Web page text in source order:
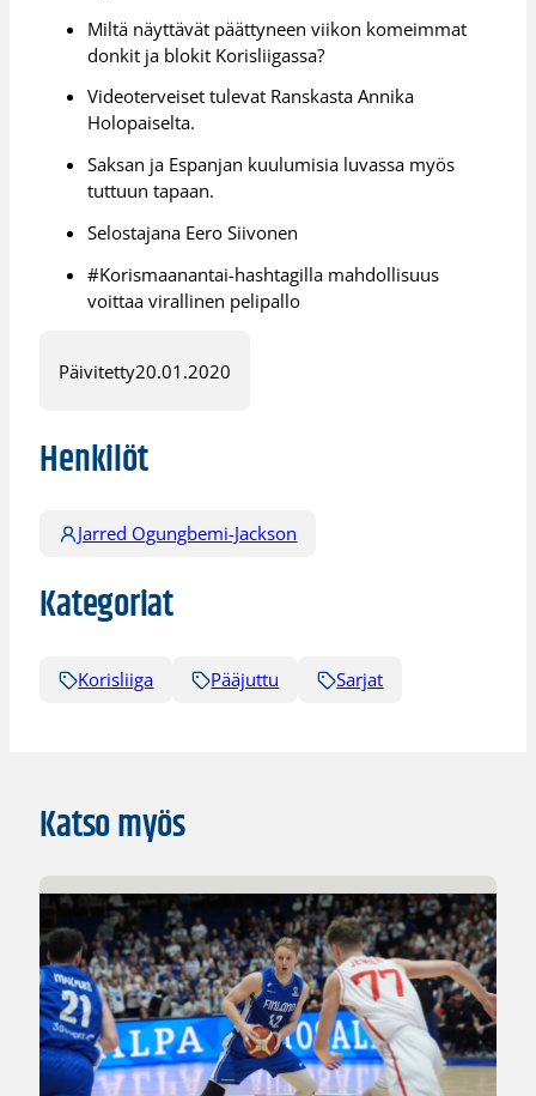
Miltä näyttävät päättyneen viikon komeimmat
donkit ja blokit Korisliigassa?
Videoterveiset tulevat Ranskasta Annika
Holopaiselta.
Saksan ja Espanjan kuulumisia luvassa myös
tuttuun tapaan.
Selostajana Eero Siivonen
#Korismaanantai-hashtagilla mahdollisuus
voittaa virallinen pelipallo
Päivitetty20.01.2020
Henkilöt
Jarred Ogungbemi-Jackson
Kategoriat
Korisliiga Pääjuttu Sarjat
Katso myös